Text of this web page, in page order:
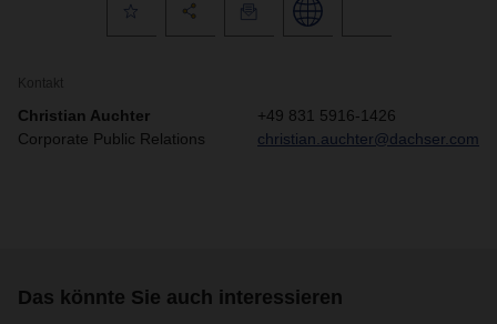
Kontakt
Christian Auchter
Corporate Public Relations
+49 831 5916-1426
christian.auchter@dachser.com
Das könnte Sie auch interessieren